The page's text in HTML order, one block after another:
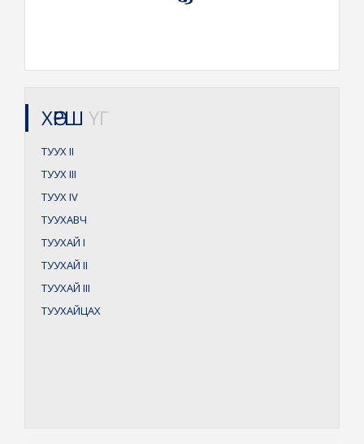
ХӨРШ ҮГ
ТУУХII
ТУУХIII
ТУУХIV
ТУУХАВЧ
ТУУХАЙ I
ТУУХАЙ II
ТУУХАЙ III
ТУУХАЙЦАХ